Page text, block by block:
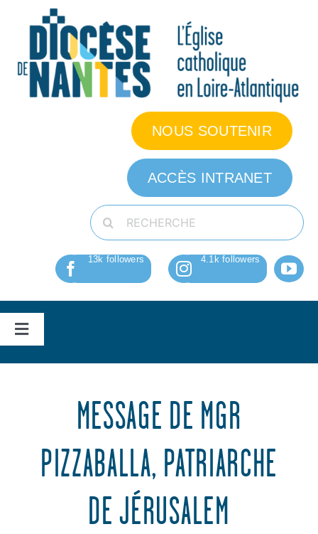
NOUS SOUTENIR
ACCÈS INTRANET
Rechercher:
Navigation
Vie d’église
Nos missions
MESSAGE DE MGR
PIZZABALLA, PATRIARCHE
DE JÉRUSALEM